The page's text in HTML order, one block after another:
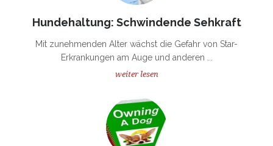
Hundehaltung: Schwindende Sehkraft
Mit zunehmenden Alter wächst die Gefahr von Star-
Erkrankungen am Auge und anderen ...
weiter lesen